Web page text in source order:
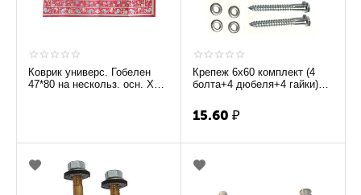
Коврик универс. Гобелен
47*80 на нескольз. осн. ХТ
Крепеж 6х60 комплект (4
болта+4 дюбеля+4 гайки)
15.60 ₽